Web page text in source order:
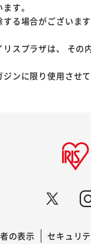
す。
る場合がございます
スプラザは、 そ
ンに限り使用させ
の表示 セキュリ